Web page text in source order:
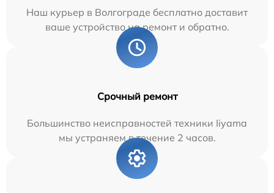
Наш курьер в Волгограде бесплатно доставит
ваше устройство на ремонт и обратно.
Срочный ремонт
Большинство неисправностей техники Iiyama
мы устраняем в течение 2 часов.